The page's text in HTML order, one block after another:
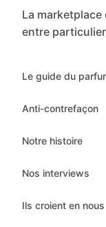
La
entre
Le guide du
Anti-contrefaçon
Notre histoire
Nos interviews
Ils croient en nous